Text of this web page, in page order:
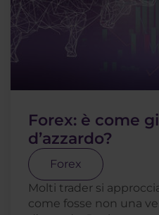
Forex: è come
d’azzardo?
Forex
Molti trader si
come fosse non una